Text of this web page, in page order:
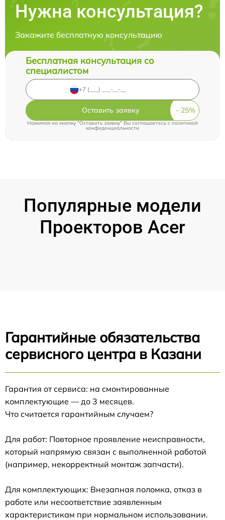
Нужна консультация?
Закажите бесплатную консультацию
Бесплатная консультация со
специалистом
Оставить заявку
Нажимая на кнопку "Оставить заявку" Вы соглашаетесь cполитикой
конфиденциальности
Популярные модели
Проекторов Acer
Гарантийные обязательства
сервисного центра в Казани
Гарантия от сервиса: на смонтированные
комплектующие — до 3 месяцев.
Что считается гарантийным случаем?
Для работ: Повторное проявление неисправности,
который напрямую связан с выполненной работой
(например, некорректный монтаж запчасти).
Для комплектующих: Внезапная поломка, отказ в
работе или несоответствие заявленным
характеристикам при нормальном использовании.